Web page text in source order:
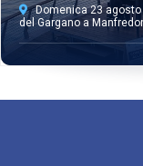
Domenica 23 agosto
del Gargano a